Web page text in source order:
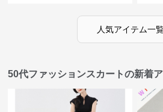
人気アイテム一
50代ファッションスカートの新着